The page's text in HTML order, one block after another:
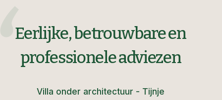
Eerlijke, betrouwbare en
professionele adviezen
Villa onder architectuur - Tijnje